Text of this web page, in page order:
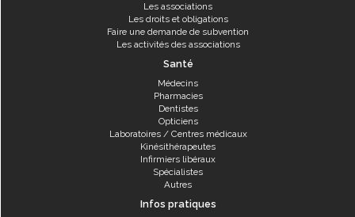
Les associations
Les droits et obligations
Faire une demande de subvention
Les activités des associations
Santé
Médecins
Pharmacies
Dentistes
Opticiens
Laboratoires / Centres médicaux
Kinésithérapeutes
Infirmiers libéraux
Spécialistes
Autres
Infos pratiques